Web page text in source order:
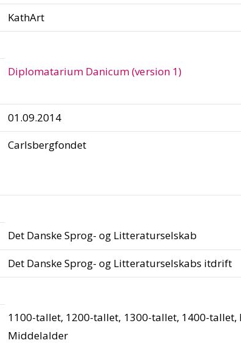
KathArt
Diplomatarium Danicum (version 1)
01.09.2014
Carlsbergfondet
Det Danske Sprog- og Litteraturselskab
Det Danske Sprog- og Litteraturselskabs itdrift
1100-tallet, 1200-tallet, 1300-tallet, 1400-tallet,
Middelalder